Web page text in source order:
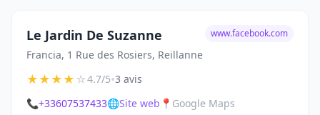
Le Jardin De Suzanne
Francia, 1 Rue des Rosiers, Reillanne
www.facebook.com
★★★★☆4.7/5•3 avis
📞+33607537433🌐Site web 📍 Google Maps